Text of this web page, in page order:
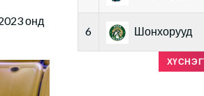
онд
6 Шонхорууд